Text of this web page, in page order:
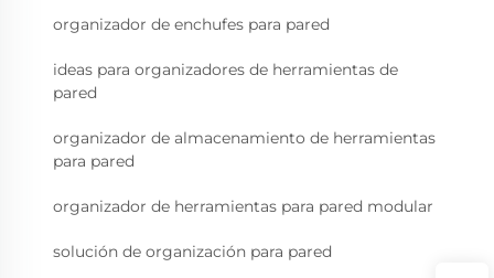
organizador de enchufes para pared
ideas para organizadores de herramientas de
pared
organizador de almacenamiento de herramientas
para pared
organizador de herramientas para pared modular
solución de organización para pared